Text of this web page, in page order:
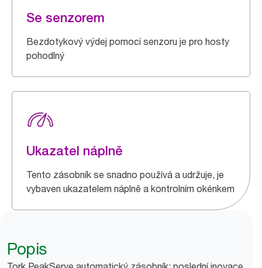
Se senzorem
Bezdotykový výdej pomocí senzoru je pro hosty
pohodlný
Ukazatel náplně
Tento zásobník se snadno používá a udržuje, je
vybaven ukazatelem náplně a kontrolním okénkem
Popis